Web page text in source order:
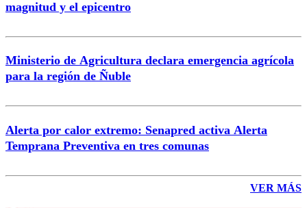
magnitud y el epicentro
Ministerio de Agricultura declara emergencia agrícola
para la región de Ñuble
Alerta por calor extremo: Senapred activa Alerta
Temprana Preventiva en tres comunas
VER MÁS